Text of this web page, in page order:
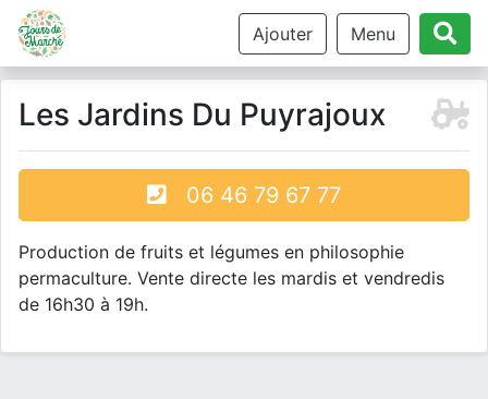
Ajouter Menu
Les Jardins Du Puyrajoux
06 46 79 67 77
Production de fruits et légumes en philosophie
permaculture. Vente directe les mardis et vendredis
de 16h30 à 19h.